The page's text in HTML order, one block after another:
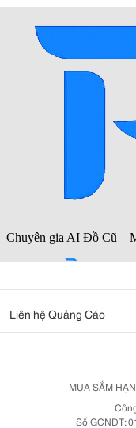
Liên hệ Quảng Cáo
MUA SẮM
Số GCNDT: